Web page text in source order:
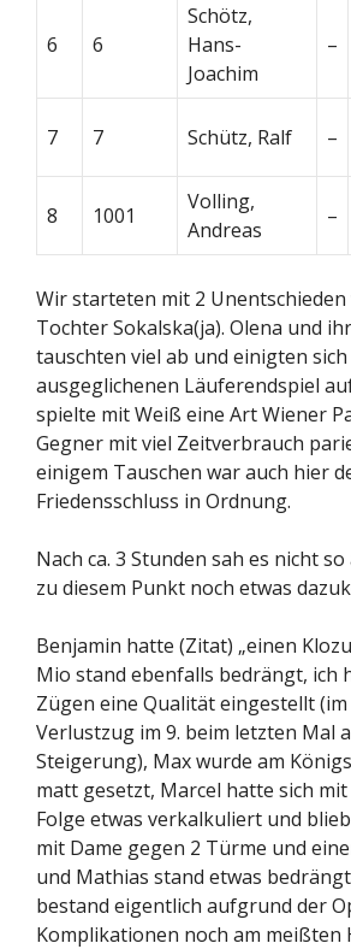
6 6
Schötz,
Hans-
Joachim
–
7 7 Schütz, Ralf –
8 1001
Volling,
Andreas
–
Wir starteten mit 2
Tochter Sokalska(ja). Olena und
tauschten viel ab und einigten sich
ausgeglichenen Läuferendspiel
spielte mit Weiß eine Art Wiener
Gegner mit viel Zeitverbrauch
einigem Tauschen war auch hier
Friedensschluss in Ordnung.
Nach ca. 3 Stunden sah es nicht
zu diesem Punkt noch etwas
Benjamin hatte (Zitat) „einen
Mio stand ebenfalls bedrängt, ich
Zügen eine Qualität eingestellt
Verlustzug im 9. beim letzten Mal
Steigerung), Max wurde am
matt gesetzt, Marcel hatte sich
Folge etwas verkalkuliert und
mit Dame gegen 2 Türme und
und Mathias stand etwas
bestand eigentlich aufgrund der
Komplikationen noch am meißten